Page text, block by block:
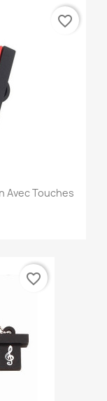
Avec Touches
favorite_border
favorite_border